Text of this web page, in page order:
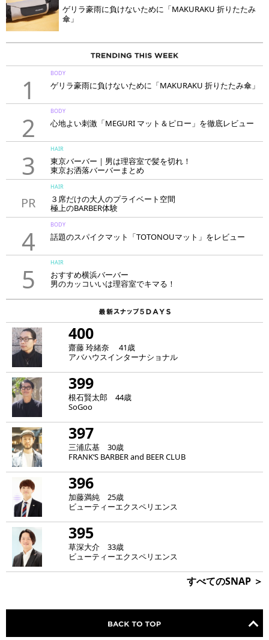
ゲリラ豪雨に負けないために「MAKURAKU 折りたたみ
傘」
1
BODY
ゲリラ豪雨に負けないために「MAKURAKU 折りたたみ傘」
2
BODY
心地よい刺激「MEGURI マット＆ピロー」を徹底レビュー
3
HAIR
東京バーバー｜男は理容室で髪を切れ！
東京お洒落バーバーまとめ
PR
HAIR
３席だけの大人のプライベート空間
極上のBARBER体験
「LAVIE NEW STANDARD BARBER HANARE新宿店」
4
BODY
話題のスパイクマット「TOTONOUマット」をレビュー
5
HAIR
おすすめ横浜バーバー
男のカッコいいは理容室でキマる！
400
齋藤 玲緒奈 41歳
アバハウスインターナショナル
399
根石賢太郎 44歳
SoGoo
397
三浦広基 30歳
FRANK‘S BARBER and BEER CLUB
396
加藤満純 25歳
ビューティーエクスペリエンス
395
草深大介 33歳
ビューティーエクスペリエンス
すべてのSNAP ＞